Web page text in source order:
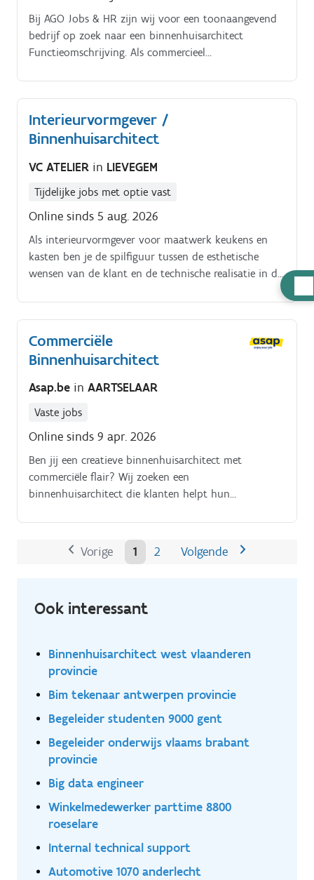
Bij AGO Jobs & HR zijn wij voor een toonaangevend
bedrijf op zoek naar een binnenhuisarchitect
Functieomschrijving. Als commercieel
vishandels,.) om in een concreet keurig ontwerp Je
kan vooral in eerste instantie luisteren naar de klant
-die voor ons centraal staat- en kan je je inleven in
recht laat komen in het ontwerpen van hun concept
Je overlegt vervolgens met klant en projectleider het
in voor het ontwerpen en uittekenen van de
volledige winkelinstallatie (via Vectorworks) ; dit van
voorontwerp tot uitvoeringsplan en doet tussendoor
het nodige overleg met onze klant in samenspraak
communiceert. Je volgt uiteraard ook het project
verder mede op tijdens de uitvoering in samenspraak
met de projectleider tot een ideale geslaagde
winkelconcept en een tevreden klant.
Interieurvormgever /
Binnenhuisarchitect
VC ATELIER in LIEVEGEM
Tijdelijke jobs met optie vast
Online sinds 5 aug. 2026
Als interieurvormgever voor maatwerk keukens en
kasten ben je de spilfiguur tussen de esthetische
wensen van de klant en de technische realisatie in de
keukens op maat. Uitrekenen van offertes.
Commerciële
Binnenhuisarchitect
Asap.be in AARTSELAAR
Vaste jobs
Online sinds 9 apr. 2026
Ben jij een creatieve binnenhuisarchitect met
commerciële flair? Wij zoeken een
binnenhuisarchitect die klanten helpt hun
Vorige 1 2 Volgende
Ook interessant
Binnenhuisarchitect west vlaanderen
provincie
Bim tekenaar antwerpen provincie
Begeleider studenten 9000 gent
Begeleider onderwijs vlaams brabant
provincie
Big data engineer
Winkelmedewerker parttime 8800
roeselare
Internal technical support
Automotive 1070 anderlecht